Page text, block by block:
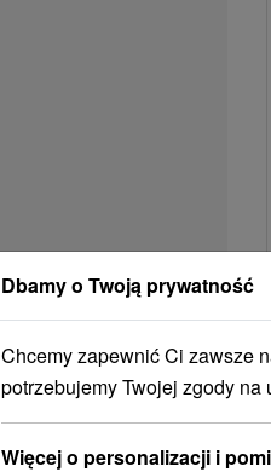
Dbamy o Twoją prywatność
Chcemy zapewnić Ci zawsze
potrzebujemy Twojej zgody
Więcej o personalizacji i